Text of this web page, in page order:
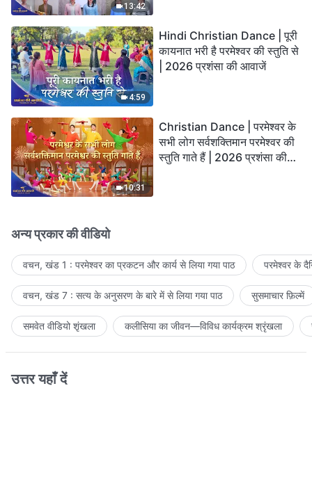
13:42
4:59
Hindi Christian Dance | पूरी
कायनात भरी है परमेश्वर की स्तुति से
| 2026 प्रशंसा की आवाजें
10:31
Christian Dance | परमेश्वर के
सभी लोग सर्वशक्तिमान परमेश्वर की
स्तुति गाते हैं | 2026 प्रशंसा की
अन्य प्रकार की वीडियो
वचन, खंड 1 : परमेश्वर का प्रकटन और कार्य से लिया गया पाठ परमेश्वर के
वचन, खंड 7 : सत्य के अनुसरण के बारे में से लिया गया पाठ सुसमाचार फ़िल्में
समवेत वीडियो शृंखला कलीसिया का जीवन—विविध कार्यक्रम श्रृंखला
उत्तर यहाँ दें